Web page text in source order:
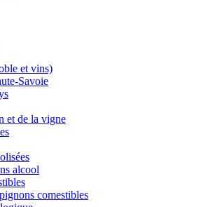
et vins)
Savoie
et de la vigne
alcool
comestibles